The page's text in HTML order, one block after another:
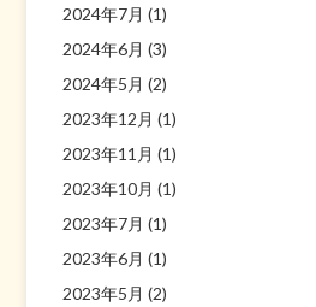
2024年7月 (1)
2024年6月 (3)
2024年5月 (2)
2023年12月 (1)
2023年11月 (1)
2023年10月 (1)
2023年7月 (1)
2023年6月 (1)
2023年5月 (2)